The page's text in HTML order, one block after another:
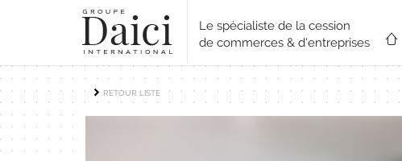
Le spécialiste de la cession
de commerces & d'entreprises
RETOUR LISTE